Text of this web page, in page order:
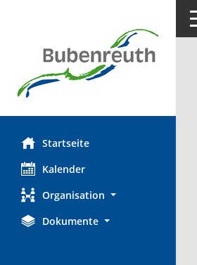
Startseite
Kalender
Organisation
Dokumente